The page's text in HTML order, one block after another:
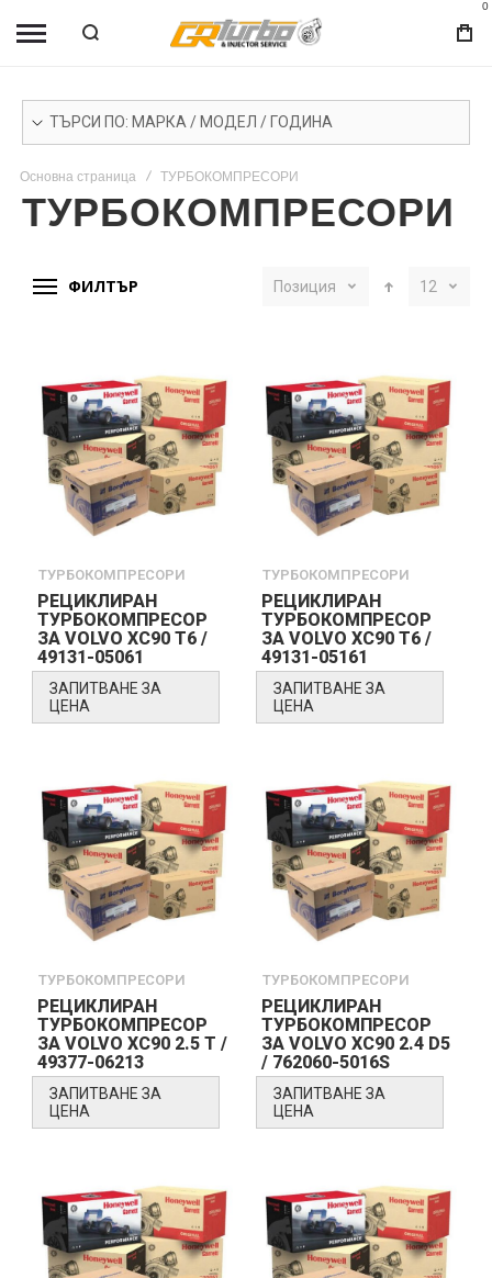
0
ТЪРСИ ПО: МАРКА / МОДЕЛ / ГОДИНА
Основна страница ТУРБОКОМПРЕСОРИ
ТУРБОКОМПРЕСОРИ
ФИЛТЪР Позиция 12
ТУРБОКОМПРЕСОРИ
РЕЦИКЛИРАН
ТУРБОКОМПРЕСОР
ЗА VOLVO XC90 T6 /
49131-05061
ЗАПИТВАНЕ ЗА
ЦЕНА
ТУРБОКОМПРЕСОРИ
РЕЦИКЛИРАН
ТУРБОКОМПРЕСОР
ЗА VOLVO XC90 T6 /
49131-05161
ЗАПИТВАНЕ ЗА
ЦЕНА
ТУРБОКОМПРЕСОРИ
РЕЦИКЛИРАН
ТУРБОКОМПРЕСОР
ЗА VOLVO XC90 2.5 T /
49377-06213
ЗАПИТВАНЕ ЗА
ЦЕНА
ТУРБОКОМПРЕСОРИ
РЕЦИКЛИРАН
ТУРБОКОМПРЕСОР
ЗА VOLVO XC90 2.4 D5
/ 762060-5016S
ЗАПИТВАНЕ ЗА
ЦЕНА